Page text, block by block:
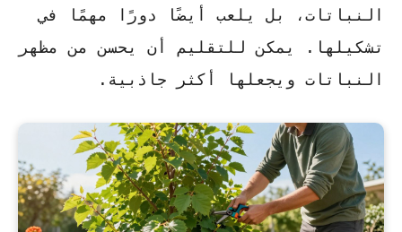
النباتات، بل يلعب أيضًا دورًا مهمًا في
تشكيلها. يمكن للتقليم أن يحسن من مظهر
النباتات ويجعلها أكثر جاذبية.